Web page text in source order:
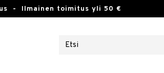
- Ilmainen toimitus yli 50 €